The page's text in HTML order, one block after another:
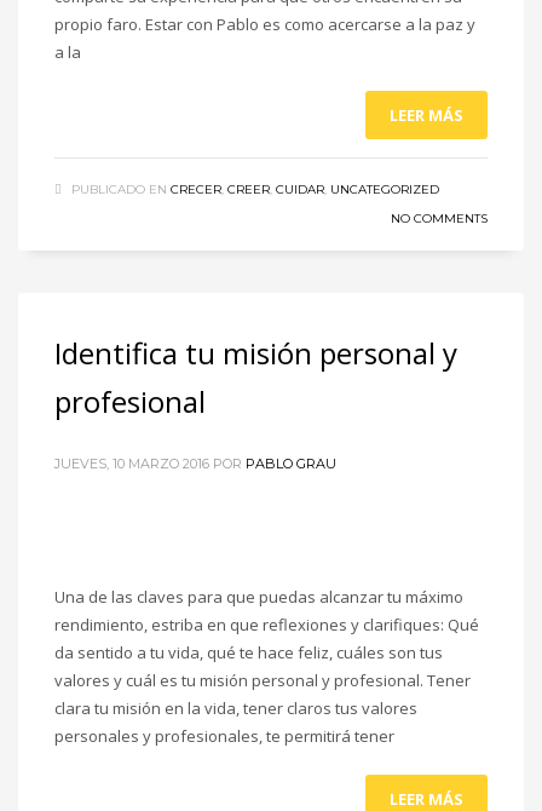
propio faro. Estar con Pablo es como acercarse a la paz y
a la
LEER MÁS
PUBLICADO EN CRECER, CREER, CUIDAR, UNCATEGORIZED
NO COMMENTS
Identifica tu misión personal y
profesional
JUEVES, 10 MARZO 2016 POR PABLO GRAU
Una de las claves para que puedas alcanzar tu máximo
rendimiento, estriba en que reflexiones y clarifiques: Qué
da sentido a tu vida, qué te hace feliz, cuáles son tus
valores y cuál es tu misión personal y profesional. Tener
clara tu misión en la vida, tener claros tus valores
personales y profesionales, te permitirá tener
LEER MÁS